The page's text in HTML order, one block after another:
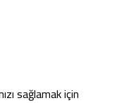
sağlamak için